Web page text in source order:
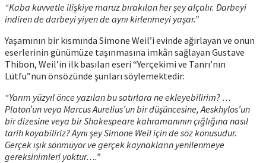
“Kaba kuvvetle ilişkiye maruz bırakılan her şey alçalır. Darbeyi
indiren de darbeyi yiyen de aynı kirlenmeyi yaşar.”
Yaşamının bir kısmında Simone Weil’i evinde ağırlayan ve onun
eserlerinin günümüze taşınmasına imkân sağlayan Gustave
Thibon, Weil’in ilk basılan eseri “Yerçekimi ve Tanrı’nın
Lütfu”nun önsözünde şunları söylemektedir:
“Yarım yüzyıl önce yazılan bu satırlara ne ekleyebilirim? …
Platon’un veya Marcus Aurelius’un bir düşüncesine, Aeskhylos’un
bir dizesine veya bir Shakespeare kahramanının çığlığına nasıl
tarih koyabiliriz? Aynı şey Simone Weil için de söz konusudur.
Gerçek ışık sönmüyor ve gerçek kaynakların yenilenmeye
gereksinimleri yoktur….”